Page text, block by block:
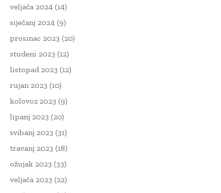
veljača 2024 (14)
siječanj 2024 (9)
prosinac 2023 (20)
studeni 2023 (12)
listopad 2023 (12)
rujan 2023 (10)
kolovoz 2023 (9)
lipanj 2023 (20)
svibanj 2023 (31)
travanj 2023 (18)
ožujak 2023 (33)
veljača 2023 (22)